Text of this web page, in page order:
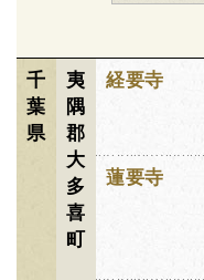
千
葉
県
夷
隅
郡
大
多
喜
町
経要寺
蓮要寺